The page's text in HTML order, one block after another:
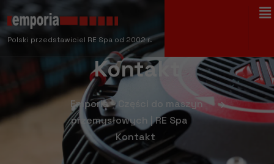
Polski przedstawiciel RE Spa od 2002 r.
Kontakt
Emporia - Części do maszyn
przemysłowych | RE Spa
Kontakt